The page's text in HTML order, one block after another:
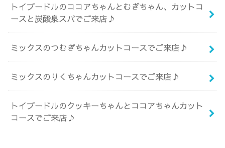
トイプードルのココアちゃんとむぎちゃん、カットコ
ースと炭酸泉スパでご来店♪
ミックスのつむぎちゃんカットコースでご来店♪
ミックスのりくちゃんカットコースでご来店♪
トイプードルのクッキーちゃんとココアちゃんカット
コースでご来店♪